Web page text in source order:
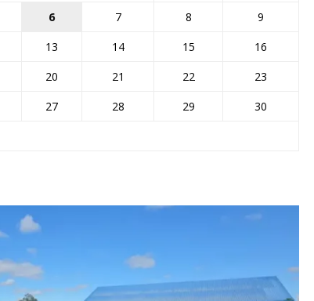
6 7 8
9
13 14 15
16
20 21 22
23
27 28 29
30